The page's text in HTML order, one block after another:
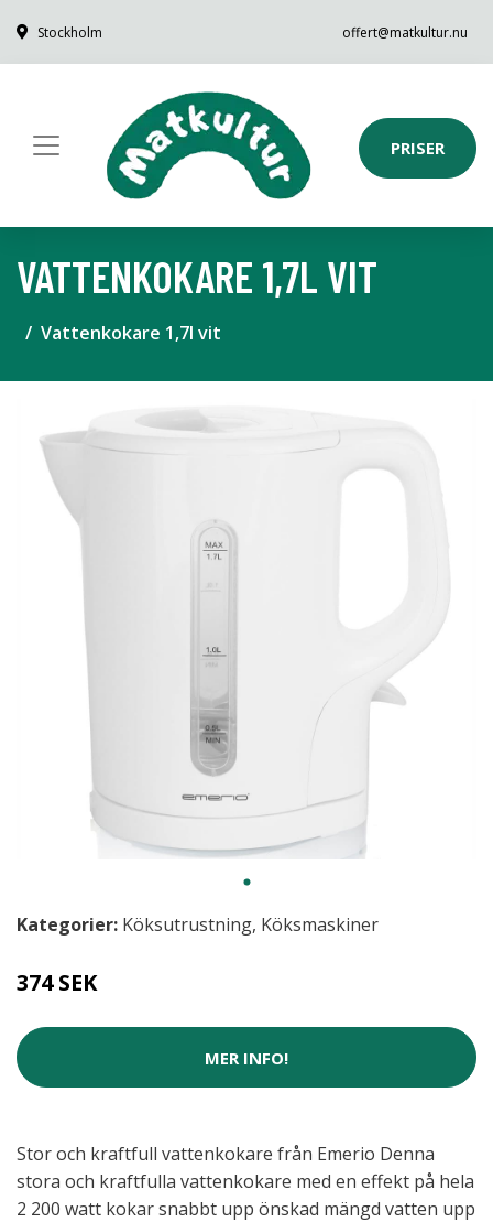
Stockholm offert@matkultur.nu
PRISER
VATTENKOKARE 1,7L VIT
Vattenkokare 1,7l vit
Kategorier: Köksutrustning, Köksmaskiner
374 SEK
MER INFO!
Stor och kraftfull vattenkokare från Emerio Denna
stora och kraftfulla vattenkokare med en effekt på hela
2 200 watt kokar snabbt upp önskad mängd vatten upp